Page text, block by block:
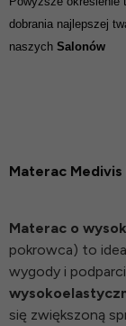
dobrania najlepszej
naszych Salonów
Materac
Materac o
pokrowca) to
wygody i
się zwiększoną